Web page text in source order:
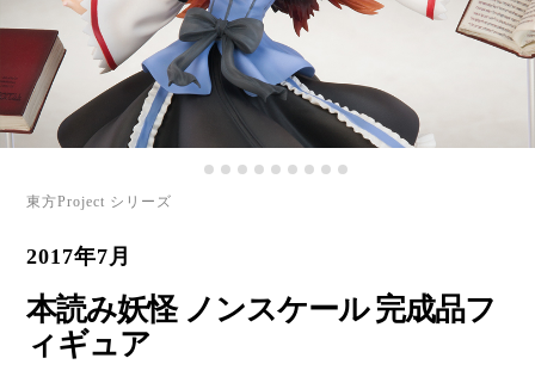
東方Project シリーズ
2017年7月
本読み妖怪 ノンスケール 完成品フ
ィギュア